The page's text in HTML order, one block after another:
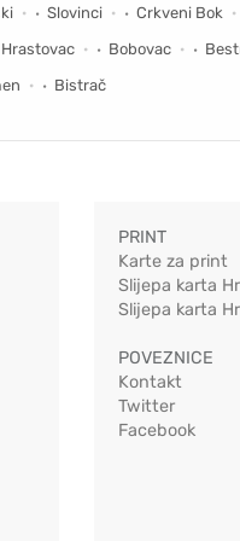
Slovinci Crkveni Bok
Bobovac
Bistrač
PRINT
Karte za print
Slijepa karta
Slijepa karta
POVEZNICE
Kontakt
Twitter
Facebook